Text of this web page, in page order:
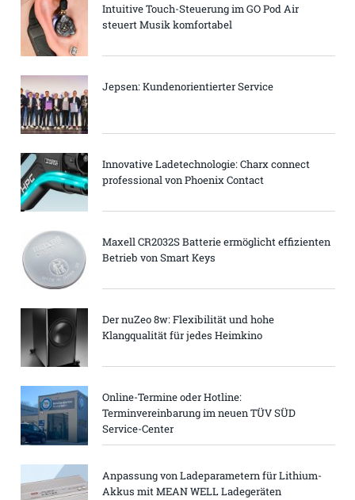
Intuitive Touch-Steuerung im GO Pod Air
steuert Musik komfortabel
Jepsen: Kundenorientierter Service
Innovative Ladetechnologie: Charx connect
professional von Phoenix Contact
Maxell CR2032S Batterie ermöglicht effizienten
Betrieb von Smart Keys
Der nuZeo 8w: Flexibilität und hohe
Klangqualität für jedes Heimkino
Online-Termine oder Hotline:
Terminvereinbarung im neuen TÜV SÜD
Service-Center
Anpassung von Ladeparametern für Lithium-
Akkus mit MEAN WELL Ladegeräten